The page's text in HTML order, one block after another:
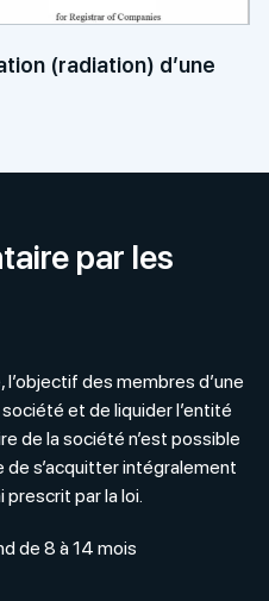
(radiation) d’une
par les
des membres d’une
et de liquider l’entité
de la société n’est possible
s’acquitter intégralement
par la loi.
de 8 à 14 mois